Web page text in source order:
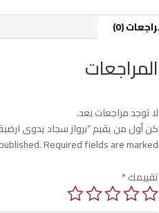
(0)
المراجعات
لا توجد مراجعات بعد.
كن أول من يقيم “برواز سجاد يدوى ارضية
Required fields are marked
تقييمك*